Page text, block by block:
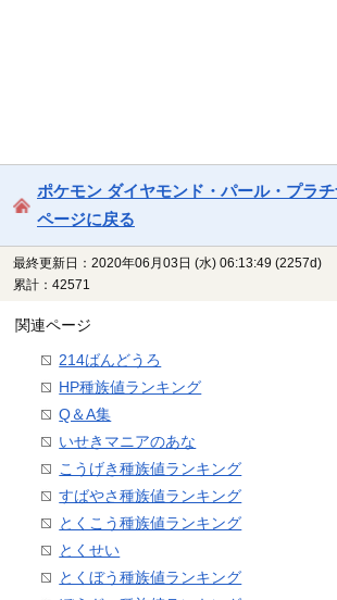
ポケモン ダイヤモンド・パール・プラ
ページに戻る
最終更新日：2020年06月03日 (水) 06:13:49 (2257d)
累計：42571
関連ページ
214ばんどうろ
HP種族値ランキング
Q＆A集
いせきマニアのあな
こうげき種族値ランキング
すばやさ種族値ランキング
とくこう種族値ランキング
とくせい
とくぼう種族値ランキング